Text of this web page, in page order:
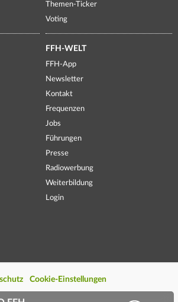
Themen-Ticker
Voting
FFH-WELT
FFH-App
Newsletter
Kontakt
Frequenzen
Jobs
Führungen
Presse
Radiowerbung
Weiterbildung
Login
Cookie-Einstellungen